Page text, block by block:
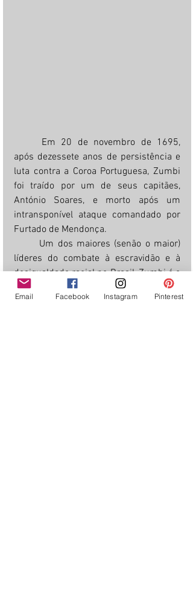
após dezessete anos de persistência e
luta contra a Coroa Portuguesa, Zumbi
foi traído por um de seus capitães,
António Soares, e morto após um
intransponível ataque comandado por
Furtado de Mendonça.
líderes do combate à escravidão e à
desigualdade racial no Brasil, Zumbi é o
principal símbolo nacional do
movimento de resistência negra, sendo,
Email Facebook Instagram Pinterest